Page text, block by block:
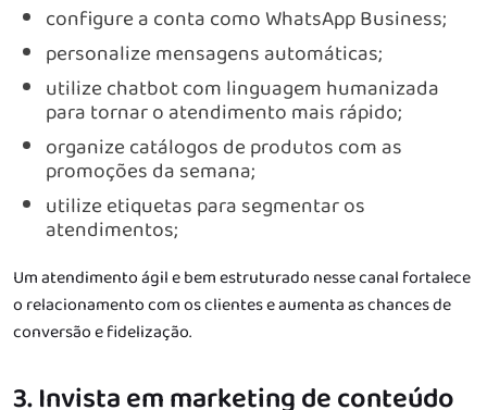
configure a conta como WhatsApp Business;
personalize mensagens automáticas;
utilize chatbot com linguagem humanizada
para tornar o atendimento mais rápido;
organize catálogos de produtos com as
promoções da semana;
utilize etiquetas para segmentar os
atendimentos;
Um atendimento ágil e bem estruturado nesse canal fortalece
o relacionamento com os clientes e aumenta as chances de
conversão e fidelização.
3. Invista em marketing de conteúdo